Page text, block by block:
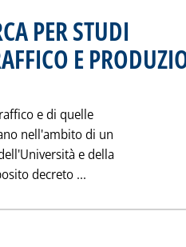
PER STUDI
E
e di quelle
nell'ambito di un
e della
decreto ... Leggi tutta la